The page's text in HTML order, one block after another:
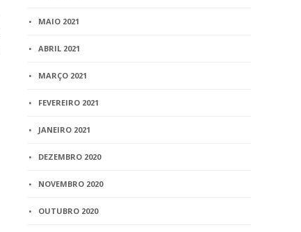
MAIO 2021
ABRIL 2021
MARÇO 2021
FEVEREIRO 2021
JANEIRO 2021
DEZEMBRO 2020
NOVEMBRO 2020
OUTUBRO 2020